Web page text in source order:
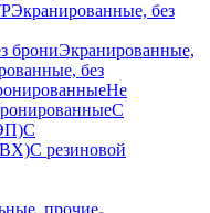
Экранированные, без
брониЭкранированные,
без
Не
С
С
С резиновой
прочие